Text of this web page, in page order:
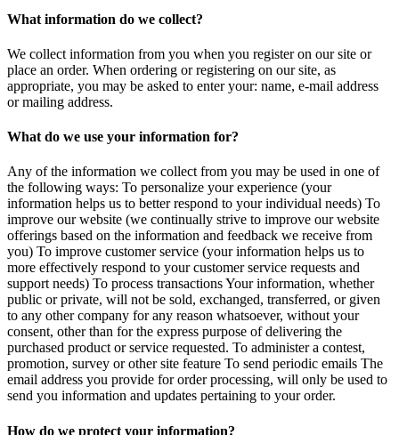
What information do we collect?
We collect information from you when you register on our site or
place an order. When ordering or registering on our site, as
appropriate, you may be asked to enter your: name, e-mail address
or mailing address.
What do we use your information for?
Any of the information we collect from you may be used in one of
the following ways: To personalize your experience (your
information helps us to better respond to your individual needs) To
improve our website (we continually strive to improve our website
offerings based on the information and feedback we receive from
you) To improve customer service (your information helps us to
more effectively respond to your customer service requests and
support needs) To process transactions Your information, whether
public or private, will not be sold, exchanged, transferred, or given
to any other company for any reason whatsoever, without your
consent, other than for the express purpose of delivering the
purchased product or service requested. To administer a contest,
promotion, survey or other site feature To send periodic emails The
email address you provide for order processing, will only be used to
send you information and updates pertaining to your order.
How do we protect your information?